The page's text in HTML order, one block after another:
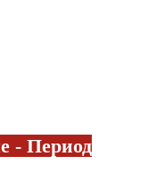
- Период